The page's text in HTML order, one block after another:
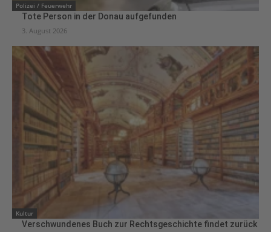
Polizei / Feuerwehr
Tote Person in der Donau aufgefunden
3. August 2026
Kultur
Verschwundenes Buch zur Rechtsgeschichte findet zurück